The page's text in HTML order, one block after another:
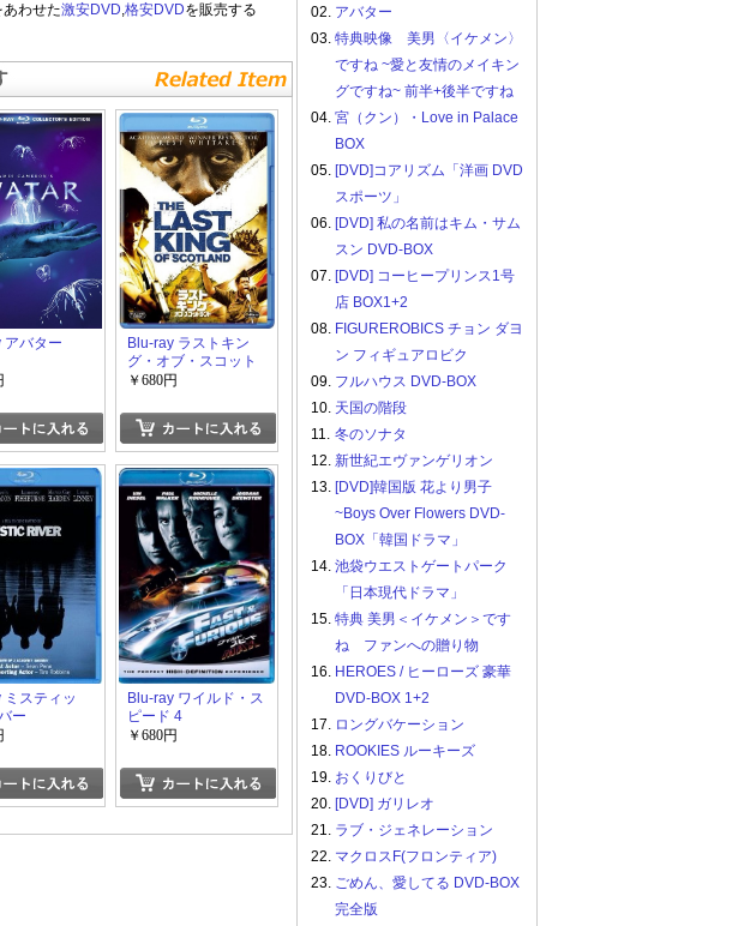
わせた激安DVD,格安DVDを販売する
アバター
Blu-ray ラストキン
グ・オブ・スコット
ランド
￥680円
ミスティッ
ー
Blu-ray ワイルド・ス
ピード 4
￥680円
02. アバター
03. 特典映像 美男〈イケメン〉
ですね ~愛と友情のメイキン
グですね~ 前半+後半ですね
04. 宮（クン）・Love in Palace
BOX
05. [DVD]コアリズム「洋画 DVD
スポーツ」
06. [DVD] 私の名前はキム・サム
スン DVD-BOX
07. [DVD] コーヒープリンス1号
店 BOX1+2
08. FIGUREROBICS チョン ダヨ
ン フィギュアロビク
09. フルハウス DVD-BOX
10. 天国の階段
11. 冬のソナタ
12. 新世紀エヴァンゲリオン
13. [DVD]韓国版 花より男子
~Boys Over Flowers DVD-
BOX「韓国ドラマ」
14. 池袋ウエストゲートパーク
「日本現代ドラマ」
15. 特典 美男＜イケメン＞です
ね ファンへの贈り物
16. HEROES / ヒーローズ 豪華
DVD-BOX 1+2
17. ロングバケーション
18. ROOKIES ルーキーズ
19. おくりびと
20. [DVD] ガリレオ
21. ラブ・ジェネレーション
22. マクロスF(フロンティア)
23. ごめん、愛してる DVD-BOX
完全版